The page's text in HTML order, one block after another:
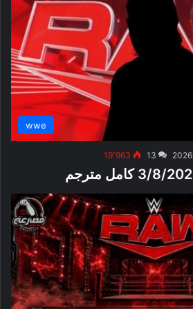
wwe
13 19٬963